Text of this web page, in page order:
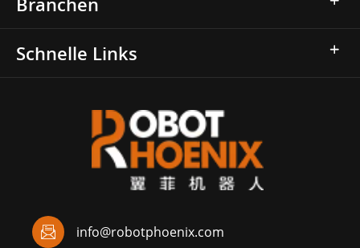
Schnelle Links
info@robotphoenix.com
